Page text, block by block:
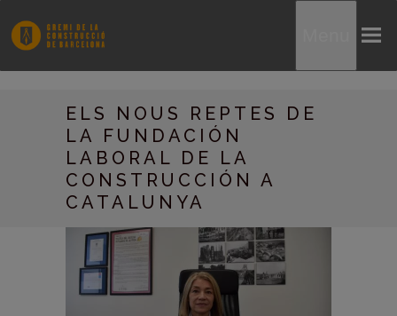
ELS NOUS REPTES DE
LA FUNDACIÓN
LABORAL DE LA
CONSTRUCCIÓN A
CATALUNYA